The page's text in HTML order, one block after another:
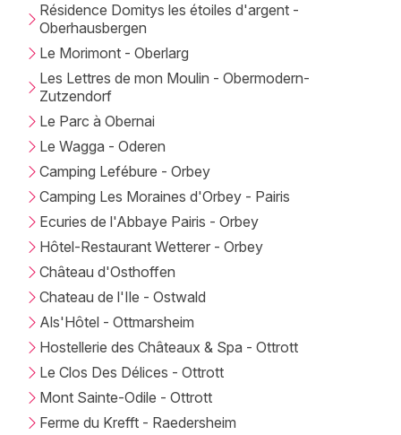
Résidence Domitys les étoiles d'argent -
Oberhausbergen
Le Morimont - Oberlarg
Les Lettres de mon Moulin - Obermodern-
Zutzendorf
Le Parc à Obernai
Le Wagga - Oderen
Camping Lefébure - Orbey
Camping Les Moraines d'Orbey - Pairis
Ecuries de l'Abbaye Pairis - Orbey
Hôtel-Restaurant Wetterer - Orbey
Château d'Osthoffen
Chateau de l'Ile - Ostwald
Als'Hôtel - Ottmarsheim
Hostellerie des Châteaux & Spa - Ottrott
Le Clos Des Délices - Ottrott
Mont Sainte-Odile - Ottrott
Ferme du Krefft - Raedersheim